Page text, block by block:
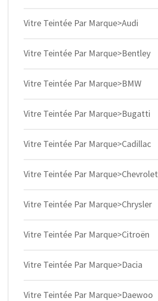
Vitre Teintée Par Marque>Audi
Vitre Teintée Par Marque>Bentley
Vitre Teintée Par Marque>BMW
Vitre Teintée Par Marque>Bugatti
Vitre Teintée Par Marque>Cadillac
Vitre Teintée Par Marque>Chevrolet
Vitre Teintée Par Marque>Chrysler
Vitre Teintée Par Marque>Citroën
Vitre Teintée Par Marque>Dacia
Vitre Teintée Par Marque>Daewoo